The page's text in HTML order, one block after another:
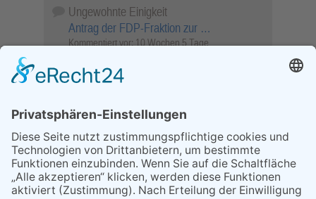
Ungewohnte Einigkeit
Antrag der FDP-Fraktion zur …
Kommentiert vor: 10 Wochen 5 Tage
Objekt …
Kommentiert vor: 25 Wochen 6 Tage
Sperrung für Wassersportler schlägt hohe
Wellen
Sperrung der Stillgewässer
Kommentiert vor:1 Jahr 50 Wochen
Literarischer Rückblick